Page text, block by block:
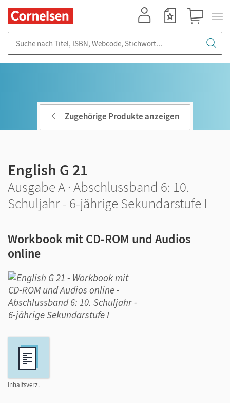
Inhaltsverz.
Zugehörige Produkte anzeigen
English G 21
Ausgabe A · Abschlussband 6: 10.
Schuljahr - 6-jährige Sekundarstufe I
Workbook mit CD-ROM und Audios
online